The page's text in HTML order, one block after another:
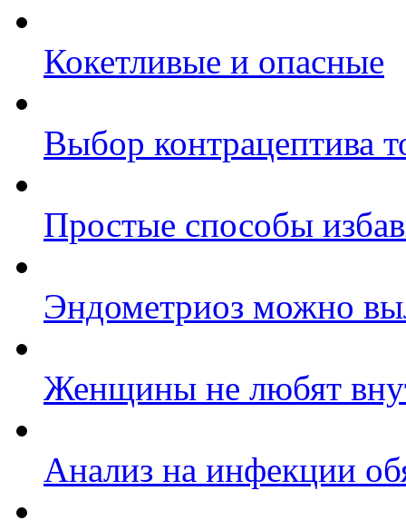
Кокетливые и опасные
Выбор контрацептива
Простые способы
Эндометриоз можно
Женщины не любят
Анализ на инфекции